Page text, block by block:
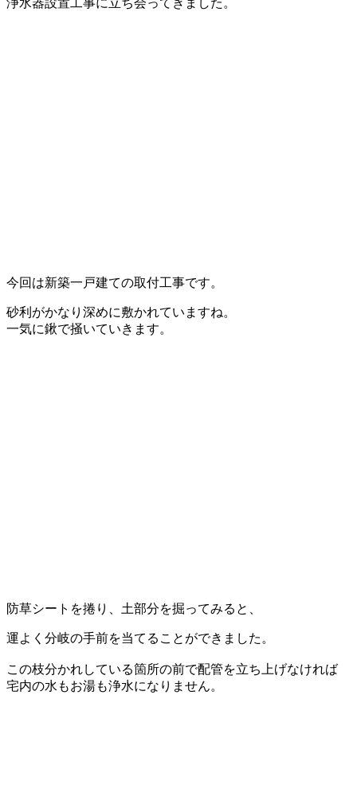
今回は新築一戸建ての取付工事です。
砂利がかなり深めに敷かれていますね。
一気に鍬で掻いていきます。
防草シートを捲り、土部分を掘ってみると、
運よく分岐の手前を当てることができました。
この枝分かれしている箇所の前で配管を立ち上げなければ
宅内の水もお湯も浄水になりません。